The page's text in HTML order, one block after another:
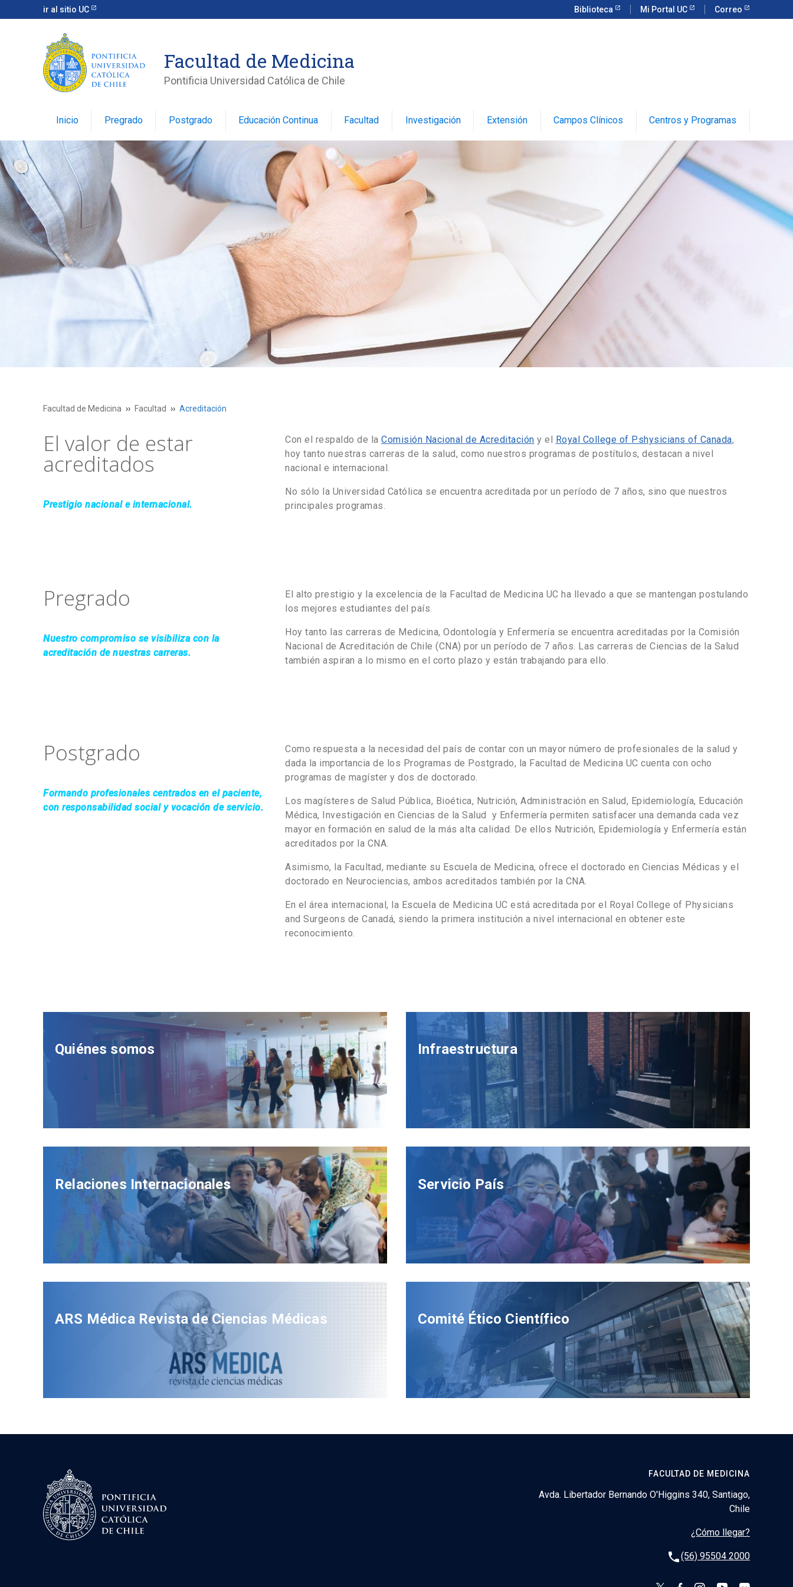
ir al sitio UC Biblioteca Mi Portal UC Correo
Facultad de Medicina
Pontificia Universidad Católica de Chile
Inicio Pregrado Postgrado Educación Continua Facultad Investigación Extensión Campos Clínicos Centros y Programas
Facultad de Medicina Facultad Acreditación
El valor de estar
acreditados
Prestigio nacional e internacional.
Con el respaldo de la Comisión Nacional de Acreditación y el Royal College of Pshysicians of Canada,
hoy tanto nuestras carreras de la salud, como nuestros programas de postítulos, destacan a nivel
nacional e internacional.
No sólo la Universidad Católica se encuentra acreditada por un período de 7 años, sino que nuestros
principales programas.
Pregrado
Nuestro compromiso se visibiliza con la
acreditación de nuestras carreras.
El alto prestigio y la excelencia de la Facultad de Medicina UC ha llevado a que se mantengan postulando
los mejores estudiantes del país.
Hoy tanto las carreras de Medicina, Odontología y Enfermería se encuentra acreditadas por la Comisión
Nacional de Acreditación de Chile (CNA) por un período de 7 años. Las carreras de Ciencias de la Salud
también aspiran a lo mismo en el corto plazo y están trabajando para ello.
Postgrado
Formando profesionales centrados en el paciente,
con responsabilidad social y vocación de servicio.
Como respuesta a la necesidad del país de contar con un mayor número de profesionales de la salud y
dada la importancia de los Programas de Postgrado, la Facultad de Medicina UC cuenta con ocho
programas de magíster y dos de doctorado.
Los magísteres de Salud Pública, Bioética, Nutrición, Administración en Salud, Epidemiología, Educación
Médica, Investigación en Ciencias de la Salud y Enfermería permiten satisfacer una demanda cada vez
mayor en formación en salud de la más alta calidad. De ellos Nutrición, Epidemiología y Enfermería están
acreditados por la CNA.
Asimismo, la Facultad, mediante su Escuela de Medicina, ofrece el doctorado en Ciencias Médicas y el
doctorado en Neurociencias, ambos acreditados también por la CNA.
En el área internacional, la Escuela de Medicina UC está acreditada por el Royal College of Physicians
and Surgeons de Canadá, siendo la primera institución a nivel internacional en obtener este
reconocimiento.
Quiénes somos Infraestructura
Relaciones Internacionales Servicio País
ARS Médica Revista de Ciencias Médicas Comité Ético Científico
FACULTAD DE MEDICINA
Avda. Libertador Bernando O'Higgins 340, Santiago,
Chile
¿Cómo llegar?
phone(56) 95504 2000